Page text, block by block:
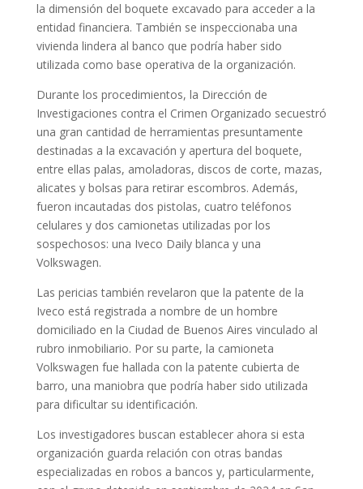
la dimensión del boquete excavado para acceder a la
entidad financiera. También se inspeccionaba una
vivienda lindera al banco que podría haber sido
utilizada como base operativa de la organización.
Durante los procedimientos, la Dirección de
Investigaciones contra el Crimen Organizado secuestró
una gran cantidad de herramientas presuntamente
destinadas a la excavación y apertura del boquete,
entre ellas palas, amoladoras, discos de corte, mazas,
alicates y bolsas para retirar escombros. Además,
fueron incautadas dos pistolas, cuatro teléfonos
celulares y dos camionetas utilizadas por los
sospechosos: una Iveco Daily blanca y una
Volkswagen.
Las pericias también revelaron que la patente de la
Iveco está registrada a nombre de un hombre
domiciliado en la Ciudad de Buenos Aires vinculado al
rubro inmobiliario. Por su parte, la camioneta
Volkswagen fue hallada con la patente cubierta de
barro, una maniobra que podría haber sido utilizada
para dificultar su identificación.
Los investigadores buscan establecer ahora si esta
organización guarda relación con otras bandas
especializadas en robos a bancos y, particularmente,